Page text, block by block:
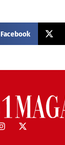
Facebook